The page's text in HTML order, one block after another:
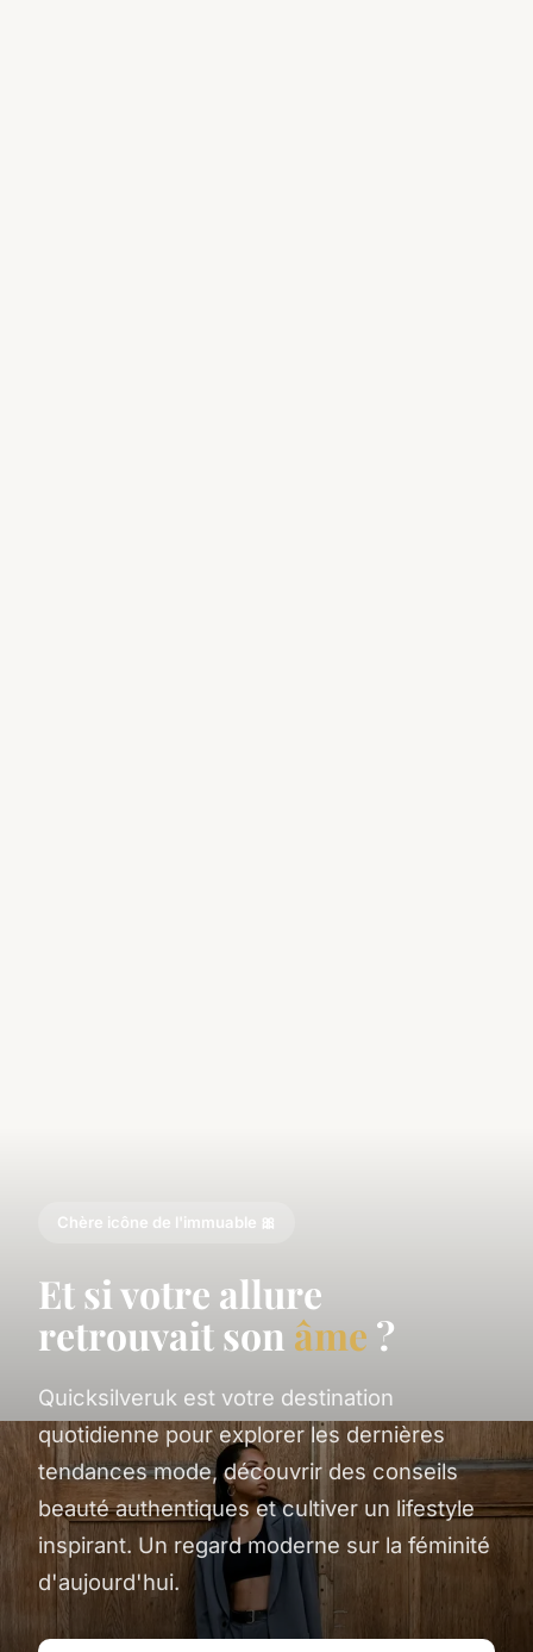
Chère icône de l'immuable 🎀
Et si votre allure
retrouvait son âme ?
Quicksilveruk est votre destination
quotidienne pour explorer les dernières
tendances mode, découvrir des conseils
beauté authentiques et cultiver un lifestyle
inspirant. Un regard moderne sur la féminité
d'aujourd'hui.